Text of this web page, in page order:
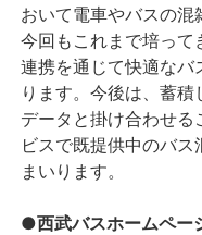
おいて電車やバスの混
今回もこれまで培って
連携を通じて快適なバ
ります。今後は、蓄
データと掛け合わせ
ビスで既提供中のバ
まいります。
●西武バスホームペー